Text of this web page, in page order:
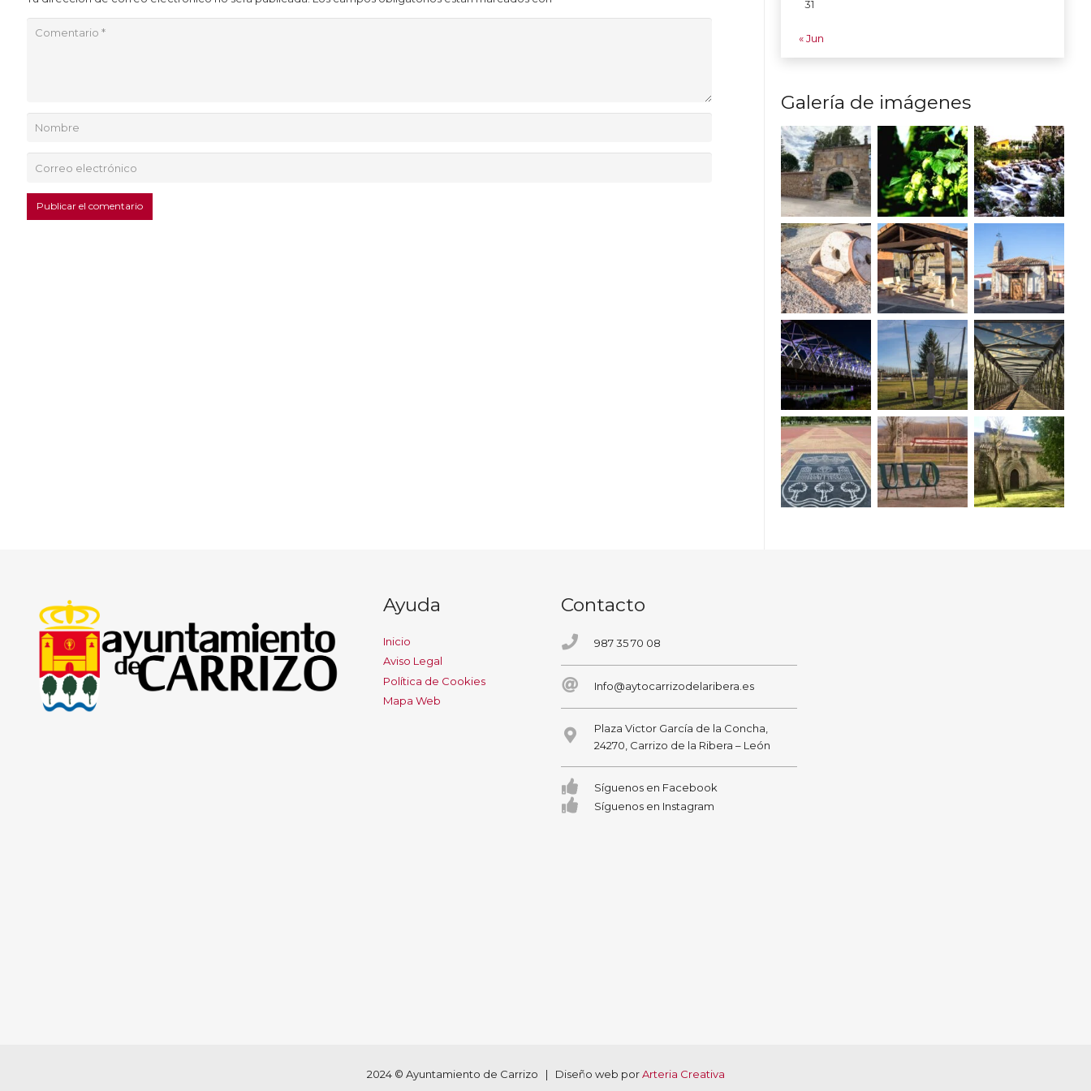
Publicar el comentario
31
« Jun
Galería de imágenes
Ayuda
Inicio
Aviso Legal
Política de Cookies
Mapa Web
Contacto
987 35 70 08
Info@aytocarrizodelaribera.es
Plaza Victor García de la Concha,
24270, Carrizo de la Ribera – León
Síguenos en Facebook
Síguenos en Instagram
2024 © Ayuntamiento de Carrizo | Diseño web porArteria Creativa